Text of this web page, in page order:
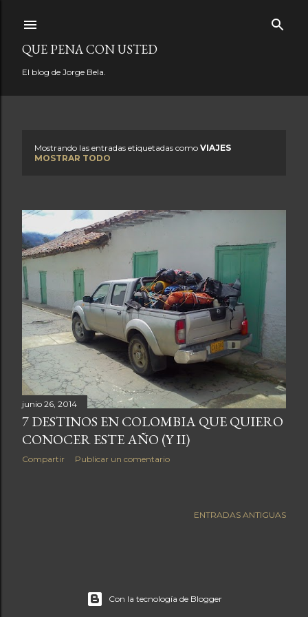
QUE PENA CON USTED
El blog de Jorge Bela.
t
r
a
d
a
s
Mostrando las entradas etiquetadas como VIAJES
MOSTRAR TODO
junio 26, 2014
7 DESTINOS EN COLOMBIA QUE QUIERO
CONOCER ESTE AÑO (Y II)
Compartir Publicar un comentario
ENTRADAS ANTIGUAS
Con la tecnología de Blogger